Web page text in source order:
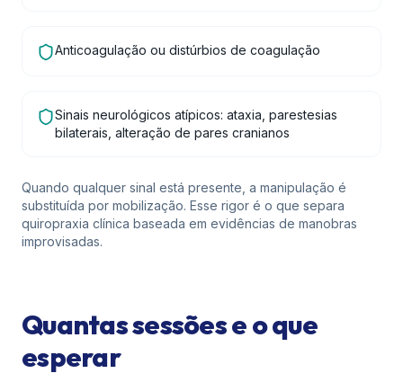
Anticoagulação ou distúrbios de coagulação
Sinais neurológicos atípicos: ataxia, parestesias
bilaterais, alteração de pares cranianos
Quando qualquer sinal está presente, a manipulação é
substituída por mobilização. Esse rigor é o que separa
quiropraxia clínica baseada em evidências de manobras
improvisadas.
Quantas sessões e o que
esperar